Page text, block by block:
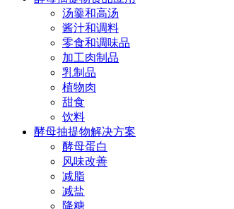
汤羹和高汤
酱汁和调料
零食和调味品
加工肉制品
乳制品
植物肉
甜食
饮料
酵母抽提物解决方案
酵母蛋白
风味改善
减脂
减盐
降糖